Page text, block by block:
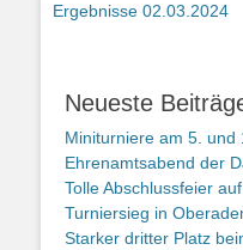
Vorheriger
Ergebnisse 02.03.2024
Neueste
Miniturniere am 5. und
Ehrenamtsabend der
Tolle Abschlussfeier
Turniersieg in
Starker dritter Platz